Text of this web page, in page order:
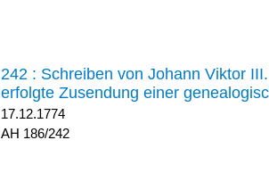
242 : Schreiben von Johann Viktor
erfolgte Zusendung einer
17.12.1774
186/242